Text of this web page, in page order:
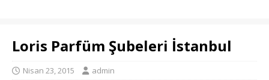
Loris Parfüm Şubeleri İstanbul
Nisan 23, 2015 admin